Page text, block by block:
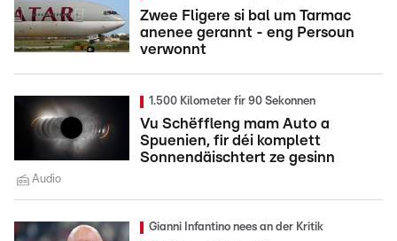
Zwee Fligere si bal um Tarmac
anenee gerannt - eng Persoun
verwonnt
1.500 Kilometer fir 90 Sekonnen
Vu Schëffleng mam Auto a
Spuenien, fir déi komplett
Sonnendäischtert ze gesinn
Audio
Gianni Infantino nees an der Kritik